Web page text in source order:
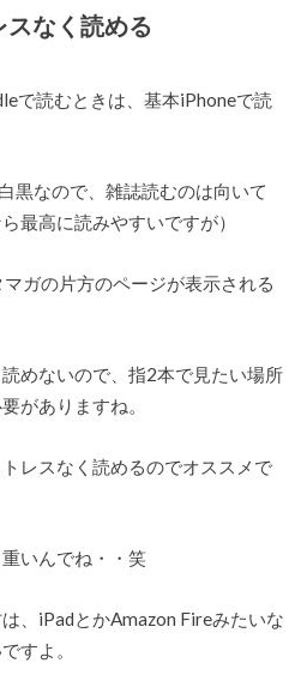
なく読める
で読むときは、基本iPhoneで読
黒なので、雑誌読むのは向いて
最高に読みやすいですが）
ガの片方のページが表示される
めないので、指2本で見たい場所
がありますね。
レスなく読めるのでオススメで
いんでね・・笑
、iPadとかAmazon Fireみたいな
すよ。